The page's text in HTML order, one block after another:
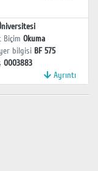
Biçim Okuma
yer bilgisi BF 575
0003883
Ayrıntı